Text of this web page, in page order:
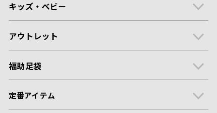
キッズ・ベビー
アウトレット
福助足袋
定番アイテム